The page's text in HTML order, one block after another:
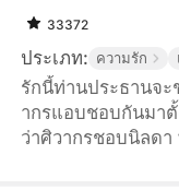
33372
ประเภท: ความรัก
รักนี้ท่านประธานจ
ากรแอบชอบกันมา
ว่าศิวากรชอบนิลด